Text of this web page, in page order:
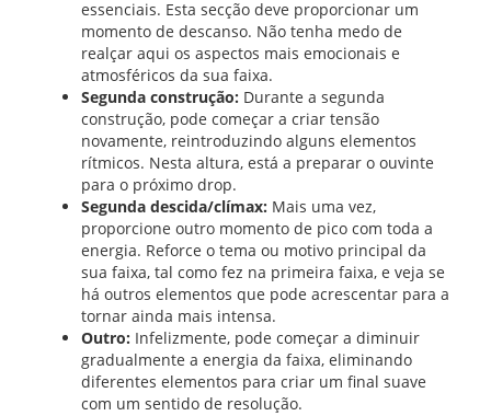
essenciais. Esta secção deve proporcionar um
momento de descanso. Não tenha medo de
realçar aqui os aspectos mais emocionais e
atmosféricos da sua faixa.
Segunda construção: Durante a segunda
construção, pode começar a criar tensão
novamente, reintroduzindo alguns elementos
rítmicos. Nesta altura, está a preparar o ouvinte
para o próximo drop.
Segunda descida/clímax: Mais uma vez,
proporcione outro momento de pico com toda a
energia. Reforce o tema ou motivo principal da
sua faixa, tal como fez na primeira faixa, e veja se
há outros elementos que pode acrescentar para a
tornar ainda mais intensa.
Outro: Infelizmente, pode começar a diminuir
gradualmente a energia da faixa, eliminando
diferentes elementos para criar um final suave
com um sentido de resolução.